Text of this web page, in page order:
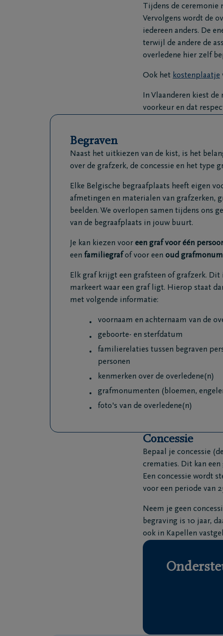
Tijdens de ceremonie
Vervolgens wordt de
iedereen anders. De
terwijl de andere de
overledene hier zelf
Ook het kostenplaatje
In Vlaanderen kiest
voorkeur en dat
Begraven
Naast het uitkiezen van de kist, is het
over de grafzerk, de concessie en het type
Elke Belgische begraafplaats heeft eigen
afmetingen en materialen van grafzerken,
beelden. We overlopen samen tijdens ons
van de begraafplaats in jouw buurt.
Je kan kiezen voor een graf voor één
een familiegrafof voor een oud
Elk graf krijgt een grafsteen of grafzerk. Dit
markeert waar een graf ligt. Hierop staat
met volgende informatie:
voornaam en achternaam van de
geboorte- en sterfdatum
familierelaties tussen begraven
personen
kenmerken over de overledene(n)
grafmonumenten (bloemen,
foto's van de overledene(n)
Concessie
Bepaal je concessie
crematies. Dit kan
Een concessie wordt
voor een periode van
Neem je geen
begraving is 10 jaar,
ook in Kapellen